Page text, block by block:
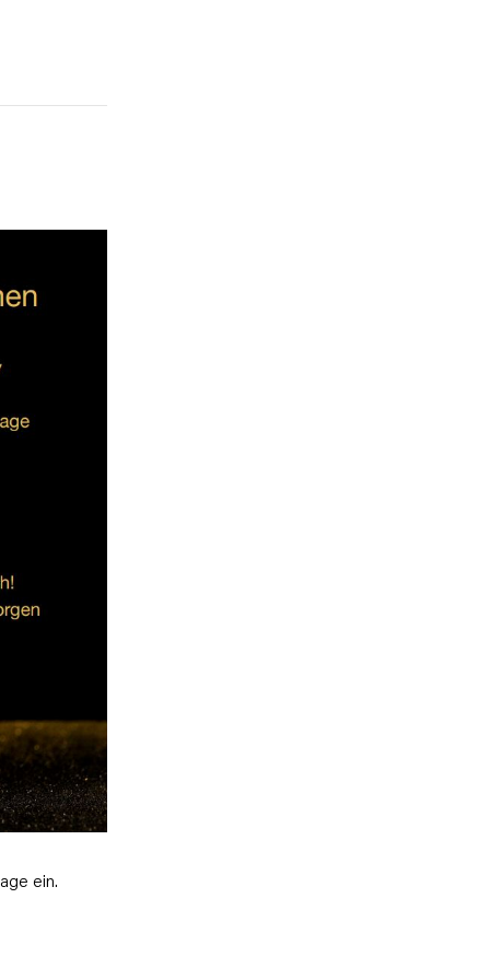
ein.